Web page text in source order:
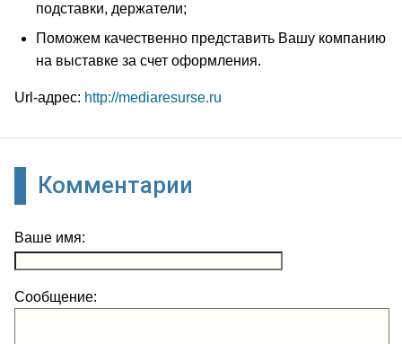
подставки, держатели;
Поможем качественно представить Вашу компанию
на выставке за счет оформления.
Url-адрес: http://mediaresurse.ru
Комментарии
Ваше имя:
Сообщение: